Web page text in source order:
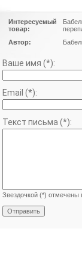
Интересуемый
товар:
Автор:
Ваше имя (*):
Email (*):
Текст письма (*):
Звездочкой (*) отмечены